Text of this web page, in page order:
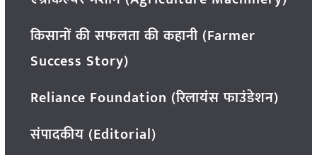
किसानों की सफलता की कहानी (Farmer
Success Story)
Reliance Foundation (रिलायंस फाउंडेशन)
संपादकीय (Editorial)